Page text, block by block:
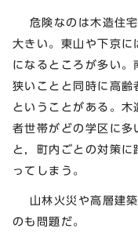
危険なのは木造住宅
大きい。東山や下京に
になるところが多い
狭いことと同時に高齢
ということがある。
者世帯がどの学区に多
と，町内ごとの対策に
ってしまう。
山林火災や高層建築
のも問題だ。